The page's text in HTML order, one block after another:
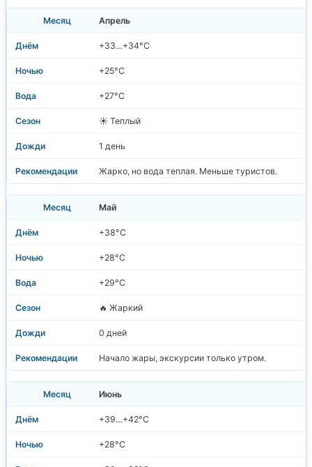
Апрель
+33…+34°C
+25°C
+27°C
☀️ Теплый
1 день
Жарко, но вода теплая. Меньше туристов.
Май
+38°C
+28°C
+29°C
🔥 Жаркий
0 дней
Начало жары, экскурсии только утром.
Июнь
+39…+42°C
+28°C